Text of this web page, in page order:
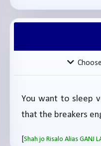
You want to sleep
that the breakers
[Shah jo Risalo Alias GANJ